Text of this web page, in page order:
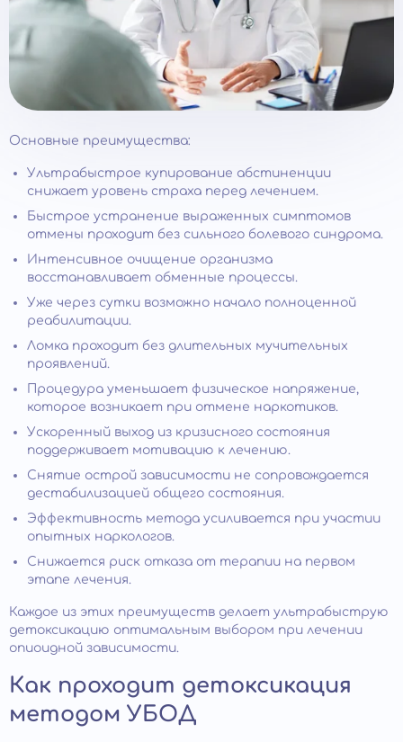
Основные преимущества:
Ультрабыстрое купирование абстиненции
снижает уровень страха перед лечением.
Быстрое устранение выраженных симптомов
отмены проходит без сильного болевого синдрома.
Интенсивное очищение организма
восстанавливает обменные процессы.
Уже через сутки возможно начало полноценной
реабилитации.
Ломка проходит без длительных мучительных
проявлений.
Процедура уменьшает физическое напряжение,
которое возникает при отмене наркотиков.
Ускоренный выход из кризисного состояния
поддерживает мотивацию к лечению.
Снятие острой зависимости не сопровождается
дестабилизацией общего состояния.
Эффективность метода усиливается при участии
опытных наркологов.
Снижается риск отказа от терапии на первом
этапе лечения.
Каждое из этих преимуществ делает ультрабыструю
детоксикацию оптимальным выбором при лечении
опиоидной зависимости.
Как проходит детоксикация
методом УБОД